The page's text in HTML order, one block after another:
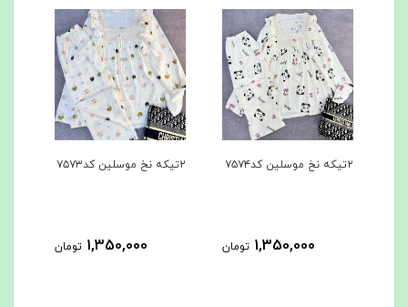
۲تیکه نخ موسلین کد۷۵۷۴
1,350,000 تومان
۲تیکه نخ موسلین کد۷۵۷۳
1,350,000 تومان